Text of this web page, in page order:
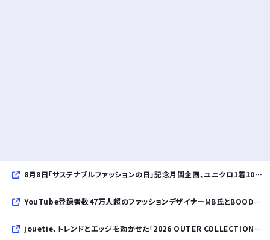
8月8日「サステナブルファッションの日」記念月間企画、ユニクロ1着100円買取保証とXプレゼントキャンペーンを実施
YouTube登録者数47万人超のファッションデザイナーMB氏とBOODYがコラボレーション。極上の着心地を追求した別注Tシャツが8月12日発売開始
jouetie、トレンドとエッジを効かせた「2026 OUTER COLLECTION」を公開